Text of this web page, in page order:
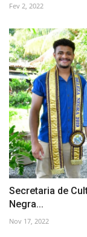
Fev 2, 2022
Secretaria de
Negra...
Nov 17, 2022